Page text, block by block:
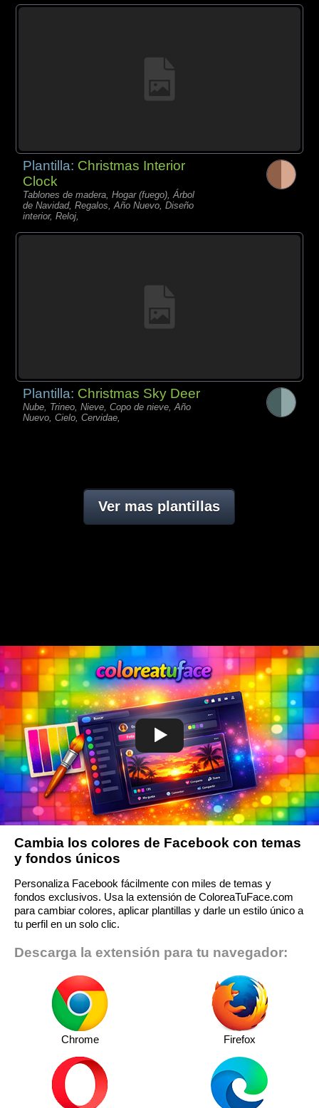
Plantilla: Christmas Interior
Clock
Tablones de madera, Hogar (fuego), Árbol
de Navidad, Regalos, Año Nuevo, Diseño
interior, Reloj,
Plantilla: Christmas Sky Deer
Nube, Trineo, Nieve, Copo de nieve, Año
Nuevo, Cielo, Cervidae,
Ver mas plantillas
Cambia los colores de Facebook con temas
y fondos únicos
Personaliza Facebook fácilmente con miles de temas y
fondos exclusivos. Usa la extensión de ColoreaTuFace.com
para cambiar colores, aplicar plantillas y darle un estilo único a
tu perfil en un solo clic.
Descarga la extensión para tu navegador:
Chrome Firefox